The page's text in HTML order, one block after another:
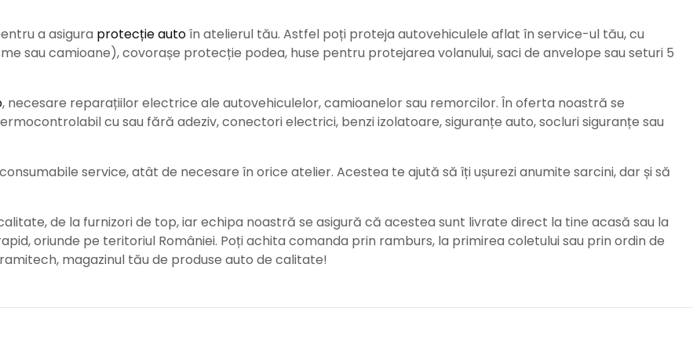
a asigura protecție autoîn atelierul tău. Astfel poți proteja autovehiculele aflat în service-ul tău, cu
sau camioane), covorașe protecție podea, huse pentru protejarea volanului, saci de anvelope sau seturi 5
, necesare reparațiilor electrice ale autovehiculelor, camioanelor sau remorcilor. În oferta noastră se
cu sau fără adeziv, conectori electrici, benzi izolatoare, siguranțe auto, socluri siguranțe sau
service, atât de necesare în orice atelier. Acestea te ajută să îți ușurezi anumite sarcini, dar și să
de la furnizori de top, iar echipa noastră se asigură că acestea sunt livrate direct la tine acasă sau la
oriunde pe teritoriul României. Poți achita comanda prin ramburs, la primirea coletului sau prin ordin de
magazinul tău de produse auto de calitate!